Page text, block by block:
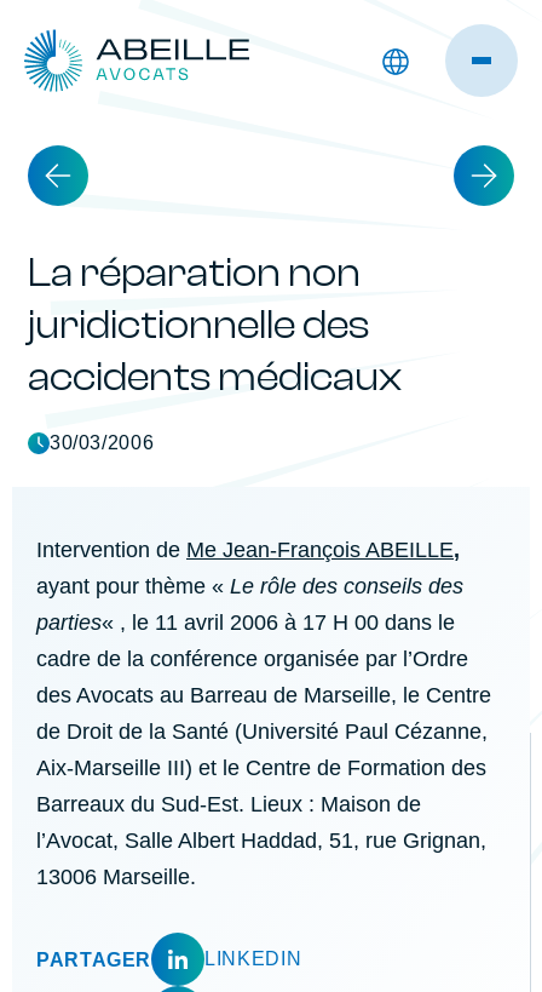
La réparation non
juridictionnelle des
accidents médicaux
30/03/2006
Intervention de Me Jean-François ABEILLE,
ayant pour thème « Le rôle des conseils des
parties« , le 11 avril 2006 à 17 H 00 dans le
cadre de la conférence organisée par l’Ordre
des Avocats au Barreau de Marseille, le Centre
de Droit de la Santé (Université Paul Cézanne,
Aix-Marseille III) et le Centre de Formation des
Barreaux du Sud-Est. Lieux : Maison de
l’Avocat, Salle Albert Haddad, 51, rue Grignan,
13006 Marseille.
PARTAGER LINKEDIN